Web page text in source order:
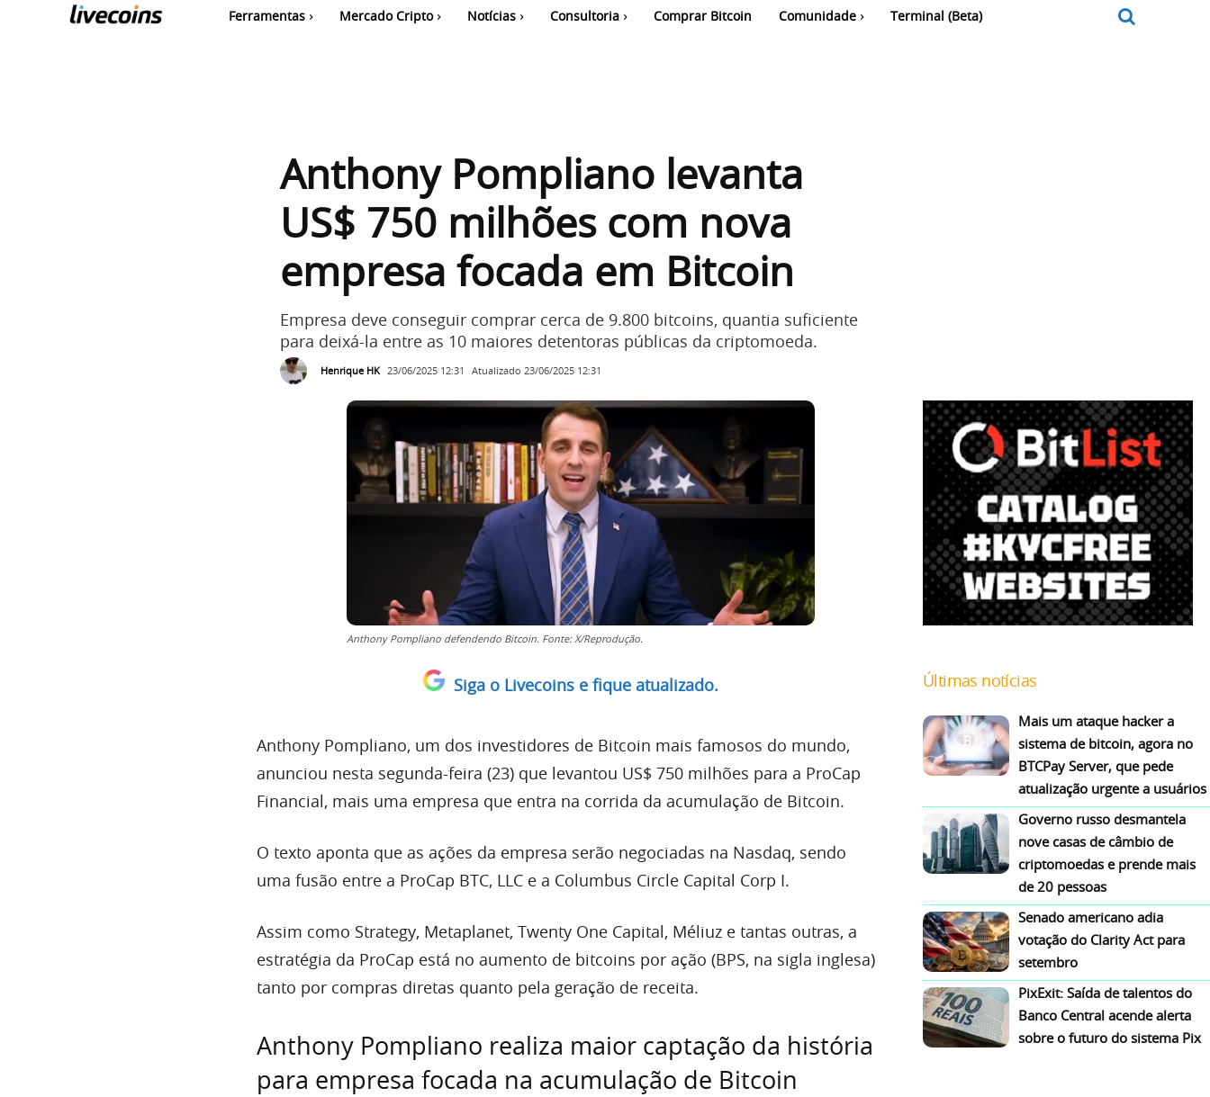
Ferramentas Mercado Cripto Notícias Consultoria Comprar Bitcoin Comunidade Terminal (Beta)
Anthony Pompliano levanta
US$ 750 milhões com nova
empresa focada em Bitcoin
Empresa deve conseguir comprar cerca de 9.800 bitcoins, quantia suficiente
para deixá-la entre as 10 maiores detentoras públicas da criptomoeda.
Henrique HK 23/06/2025 12:31 Atualizado 23/06/2025 12:31
Anthony Pompliano defendendo Bitcoin. Fonte: X/Reprodução.
Siga o Livecoins e fique atualizado.
Anthony Pompliano, um dos investidores de Bitcoin mais famosos do mundo,
anunciou nesta segunda-feira (23) que levantou US$ 750 milhões para a ProCap
Financial, mais uma empresa que entra na corrida da acumulação de Bitcoin.
O texto aponta que as ações da empresa serão negociadas na Nasdaq, sendo
uma fusão entre a ProCap BTC, LLC e a Columbus Circle Capital Corp I.
Assim como Strategy, Metaplanet, Twenty One Capital, Méliuz e tantas outras, a
estratégia da ProCap está no aumento de bitcoins por ação (BPS, na sigla inglesa)
tanto por compras diretas quanto pela geração de receita.
Anthony Pompliano realiza maior captação da história
para empresa focada na acumulação de Bitcoin
Últimas notícias
Mais um ataque hacker a
sistema de bitcoin, agora no
BTCPay Server, que pede
atualização urgente a usuários
Governo russo desmantela
nove casas de câmbio de
criptomoedas e prende mais
de 20 pessoas
Senado americano adia
votação do Clarity Act para
setembro
PixExit: Saída de talentos do
Banco Central acende alerta
sobre o futuro do sistema Pix